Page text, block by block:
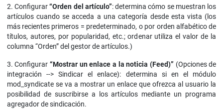
2. Configurar“Orden del artículo”: determina cómo se muestran los
artículos cuando se acceda a una categoría desde esta vista (los
más recientes primeros = predeterminado, o por orden alfabético de
títulos, autores, por popularidad, etc.; ordenar utiliza el valor de la
columna “Orden” del gestor de artículos.)
3. Configurar “Mostrar un enlace a la noticia (Feed)” (Opciones de
integración --> Sindicar el enlace): determina si en el módulo
mod_syndicate se va a mostrar un enlace que ofrezca al usuario la
posibilidad de suscribirse a los artículos mediante un programa
agregador de sindicación.